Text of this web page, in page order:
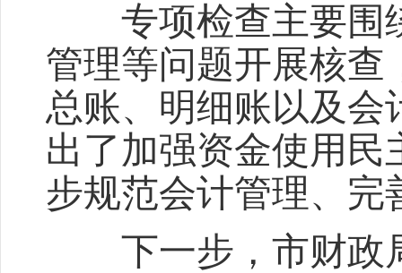
专项检查主要围绕
管理等问题开展核查
总账、明细账以及会
出了加强资金使用民
步规范会计管理、完
下一步，市财政局